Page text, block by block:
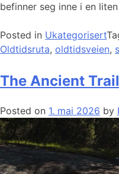
befinner seg inne i en
Posted in Ukategorisert
Oldtidsruta, oldtidsveien,
The Ancient Trail
Posted on 1. mai 2026 by